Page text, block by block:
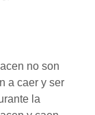
no son
a caer y ser
la